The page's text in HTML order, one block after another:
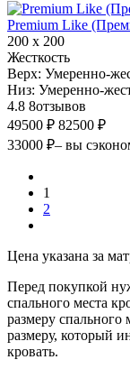
Premium Like
200 х 200
Жесткость
Верх: Умеренно-
Низ: Умеренно-
4.8 8отзывов
49500 ₽ 82500 ₽
33000 ₽– вы
1
2
Цена указана за
Перед покупкой
спального места
размеру спального
размеру, который
кровать.